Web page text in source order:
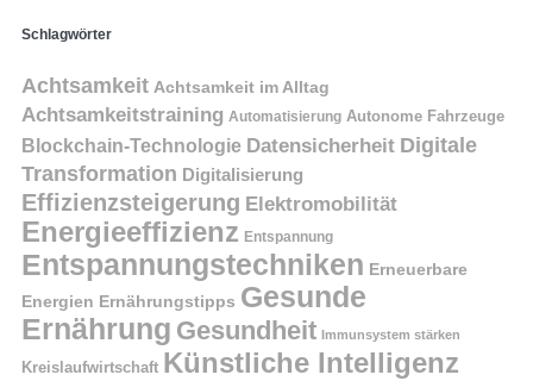
Schlagwörter
Achtsamkeit Achtsamkeit im Alltag
Achtsamkeitstraining Automatisierung Autonome Fahrzeuge
Blockchain-Technologie Datensicherheit Digitale
Transformation Digitalisierung
Effizienzsteigerung Elektromobilität
Energieeffizienz Entspannung
Entspannungstechniken Erneuerbare
Energien Ernährungstipps Gesunde
Ernährung Gesundheit Immunsystem stärken
Kreislaufwirtschaft Künstliche Intelligenz